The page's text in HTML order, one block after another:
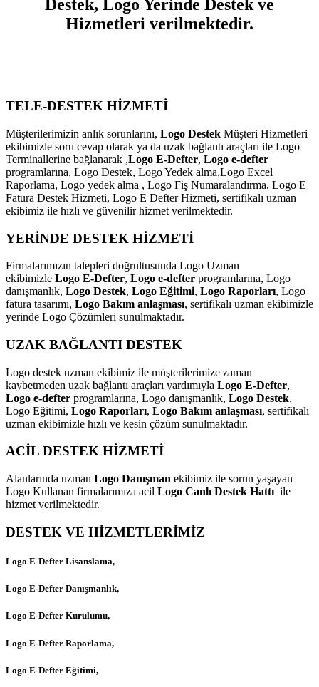
Destek, Logo Yerinde Destek ve
Hizmetleri verilmektedir.
TELE-DESTEK HİZMETİ
Müşterilerimizin anlık sorunlarını, Logo Destek Müşteri Hizmetleri
ekibimizle soru cevap olarak ya da uzak bağlantı araçları ile Logo
Terminallerine bağlanarak ,Logo E-Defter, Logo e-defter
programlarına, Logo Destek, Logo Yedek alma,Logo Excel
Raporlama, Logo yedek alma , Logo Fiş Numaralandırma, Logo E
Fatura Destek Hizmeti, Logo E Defter Hizmeti, sertifikalı uzman
ekibimiz ile hızlı ve güvenilir hizmet verilmektedir.
YERİNDE DESTEK HİZMETİ
Firmalarımızın talepleri doğrultusunda Logo Uzman
ekibimizle Logo E-Defter, Logo e-defter programlarına, Logo
danışmanlık, Logo Destek, Logo Eğitimi, Logo Raporları, Logo
fatura tasarımı, Logo Bakım anlaşması, sertifikalı uzman ekibimizle
yerinde Logo Çözümleri sunulmaktadır.
UZAK BAĞLANTI DESTEK
Logo destek uzman ekibimiz ile müşterilerimize zaman
kaybetmeden uzak bağlantı araçları yardımıyla Logo E-Defter,
Logo e-defter programlarına, Logo danışmanlık, Logo Destek,
Logo Eğitimi, Logo Raporları, Logo Bakım anlaşması, sertifikalı
uzman ekibimizle hızlı ve kesin çözüm sunulmaktadır.
ACİL DESTEK HİZMETİ
Alanlarında uzman Logo Danışman ekibimiz ile sorun yaşayan
Logo Kullanan firmalarımıza acil Logo Canlı Destek Hattı ile
hizmet verilmektedir.
DESTEK VE HİZMETLERİMİZ
Logo E-Defter Lisanslama,
Logo E-Defter Danışmanlık,
Logo E-Defter Kurulumu,
Logo E-Defter Raporlama,
Logo E-Defter Eğitimi,